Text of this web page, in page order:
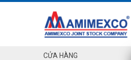
CỬA HÀNG